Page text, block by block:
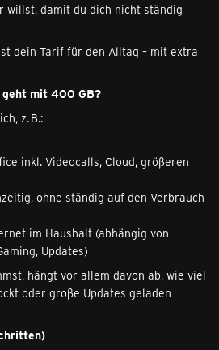
willst, damit du dich nicht ständig
dein Tarif für den Alltag – mit extra
geht mit 400 GB?
z. B.:
inkl. Videocalls, Cloud, größeren
ohne ständig auf den Verbrauch
im Haushalt (abhängig von
Updates)
hängt vor allem davon ab, wie viel
oder große Updates geladen